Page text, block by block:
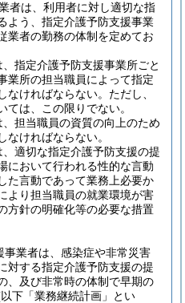
者は、利用者に対し適切な指
よう、指定介護予防支援事業
業者の勤務の体制を定めてお
指定介護予防支援事業所ごと
業所の担当職員によって指定
なければならない。 ただし、
は、この限りでない。
担当職員の資質の向上のため
なければならない。
適切な指定介護予防支援の提
において行われる性的な言動
た言動であって業務上必要か
より担当職員の就業環境が害
方針の明確化等の必要な措置
事業者は、感染症や非常災害
対する指定介護予防支援の提
、及び非常時の体制で早期の
下「業務継続計画」とい